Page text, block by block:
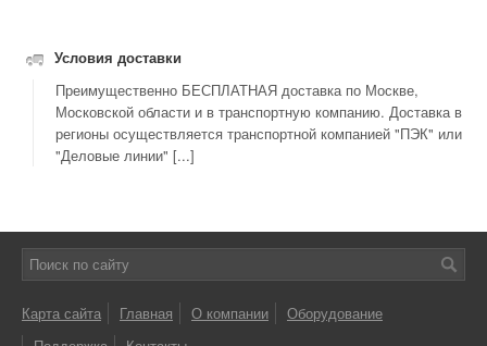
Условия доставки
Преимущественно БЕСПЛАТНАЯ доставка по Москве,
Московской области и в транспортную компанию. Доставка в
регионы осуществляется транспортной компанией "ПЭК" или
"Деловые линии" [...]
Карта сайта Главная О компании
Оборудование